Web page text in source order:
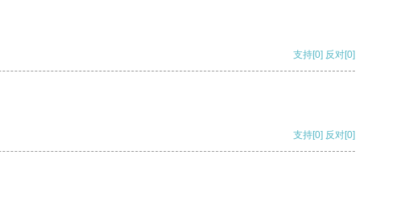
支持[0] 反对[0]
支持[0] 反对[0]